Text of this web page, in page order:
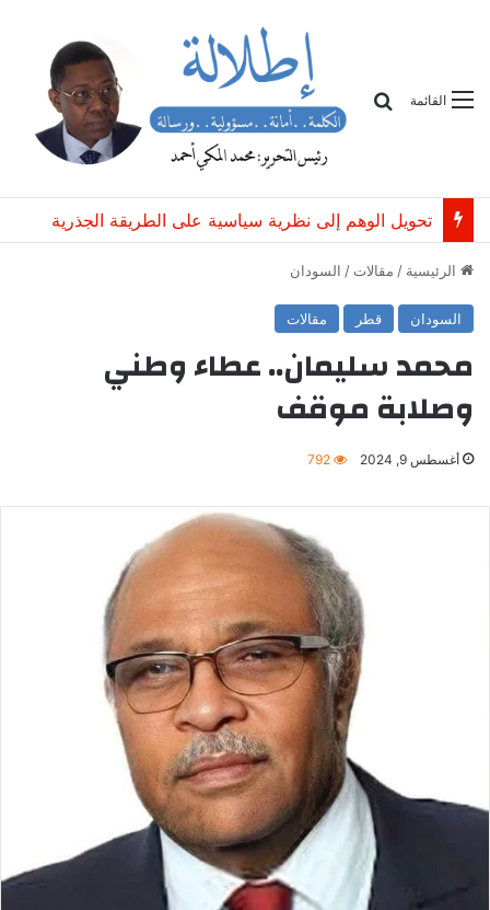
القائمة
تحويل الوهم إلى نظرية سياسية على الطريقة الجذرية
الرئيسية / مقالات / السودان
السودان قطر مقالات
محمد سليمان.. عطاء وطني
وصلابة موقف
أغسطس 9, 2024 792